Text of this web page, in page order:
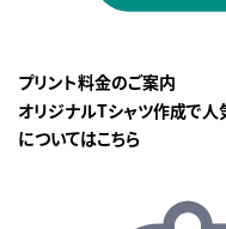
プリント料金のご案内
オリジナルTシャツ作成で
についてはこちら